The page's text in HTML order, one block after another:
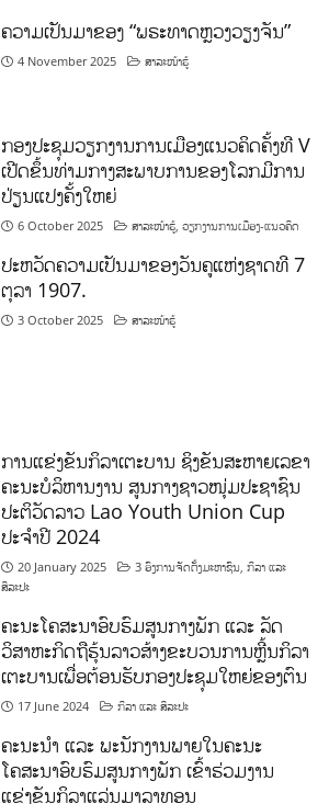
ຄວາມເປັນມາຂອງ “ພຣະທາດຫຼວງວຽງຈັນ”
4 November 2025 ສາລະໜ້າຮູ້
ກອງປະຊຸມວຽກງານການເມືອງແນວຄິດຄັ້ງທີ V
ເປີດຂຶ້ນທ່າມກາງສະພາບການຂອງໂລກມີການ
ປ່ຽນແປງຄັ້ງໃຫຍ່
6 October 2025 ສາລະໜ້າຮູ້,ວຽກງານການເມືອງ-ແນວຄິດ
ປະຫວັດຄວາມເປັນມາຂອງວັນຄູແຫ່ງຊາດທີ 7
ຕຸລາ 1907.
3 October 2025 ສາລະໜ້າຮູ້
ການແຂ່ງຂັນກິລາເຕະບານ ຊິງຂັນສະຫາຍເລຂາ
ຄະນະບໍລິຫານງານ ສູນກາງຊາວໜຸ່ມປະຊາຊົນ
ປະຕິວັດລາວ Lao Youth Union Cup
ປະຈຳປີ 2024
20 January 2025 3 ອົງການຈັດຕັ້ງມະຫາຊົນ,ກິລາ ແລະ
ສິລະປະ
ຄະນະໂຄສະນາອົບຮົມສູນກາງພັກ ແລະ ລັດ
ວິສາຫະກິດຖືຮຸ້ນລາວສ້າງຂະບວນການຫຼີ້ນກິລາ
ເຕະບານເພື່ອຕ້ອນຮັບກອງປະຊຸມໃຫຍ່ຂອງຕົນ
17 June 2024 ກິລາ ແລະ ສິລະປະ
ຄະນະນຳ ແລະ ພະນັກງານພາຍໃນຄະນະ
ໂຄສະນາອົບຮົມສູນກາງພັກ ເຂົ້າຮ່ວມງານ
ແຂ່ງຂັນກິລາແລ່ນມາລາທອນ